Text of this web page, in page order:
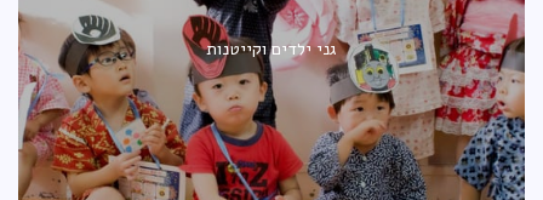
גני ילדים וקייטנות